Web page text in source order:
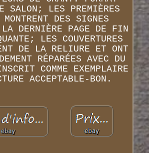
SALON; LES PREMIÈRES
MONTRENT DES SIGNES
DERNIÈRE PAGE DE FIN
LES COUVERTURES
DE LA RELIURE ET ONT
RÉPARÉES AVEC DU
COMME EXEMPLAIRE
ACCEPTABLE-BON.